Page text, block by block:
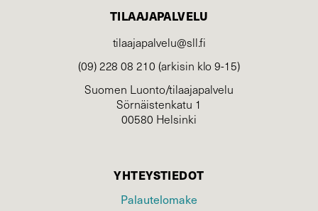
TILAAJAPALVELU
tilaajapalvelu@sll.fi
(09) 228 08 210 (arkisin klo 9-15)
Suomen Luonto/tilaajapalvelu
Sörnäistenkatu 1
00580 Helsinki
YHTEYSTIEDOT
Palautelomake